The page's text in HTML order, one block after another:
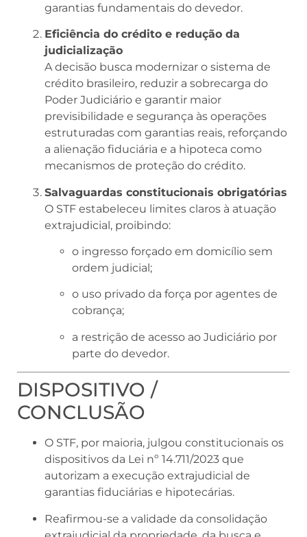
garantias fundamentais do devedor.
Eficiência do crédito e redução da
judicialização
A decisão busca modernizar o sistema de
crédito brasileiro, reduzir a sobrecarga do
Poder Judiciário e garantir maior
previsibilidade e segurança às operações
estruturadas com garantias reais, reforçando
a alienação fiduciária e a hipoteca como
mecanismos de proteção do crédito.
Salvaguardas constitucionais obrigatórias
O STF estabeleceu limites claros à atuação
extrajudicial, proibindo:
o ingresso forçado em domicílio sem
ordem judicial;
o uso privado da força por agentes de
cobrança;
a restrição de acesso ao Judiciário por
parte do devedor.
DISPOSITIVO /
CONCLUSÃO
O STF, por maioria, julgou constitucionais os
dispositivos da Lei nº 14.711/2023 que
autorizam a execução extrajudicial de
garantias fiduciárias e hipotecárias.
Reafirmou-se a validade da consolidação